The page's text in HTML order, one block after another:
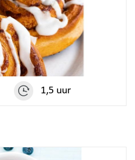
1,5 uur
AARKE